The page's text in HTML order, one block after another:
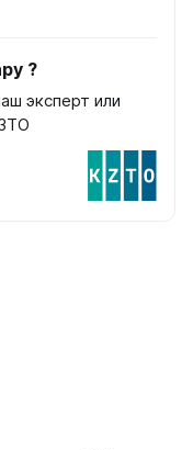
?
эксперт или